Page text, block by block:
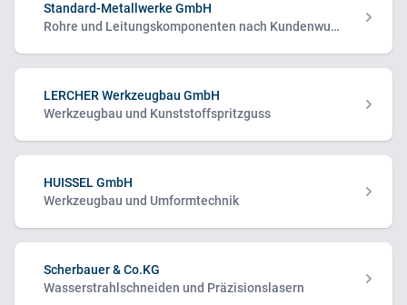
Standard-Metallwerke GmbH
Rohre und Leitungskomponenten nach Kundenwunsch
LERCHER Werkzeugbau GmbH
Werkzeugbau und Kunststoffspritzguss
HUISSEL GmbH
Werkzeugbau und Umformtechnik
Scherbauer & Co.KG
Wasserstrahlschneiden und Präzisionslasern